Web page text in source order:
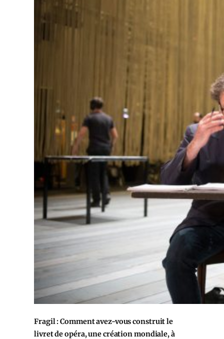
Fragil : Comment avez-vous construit le
livret de opéra, une création mondiale, à